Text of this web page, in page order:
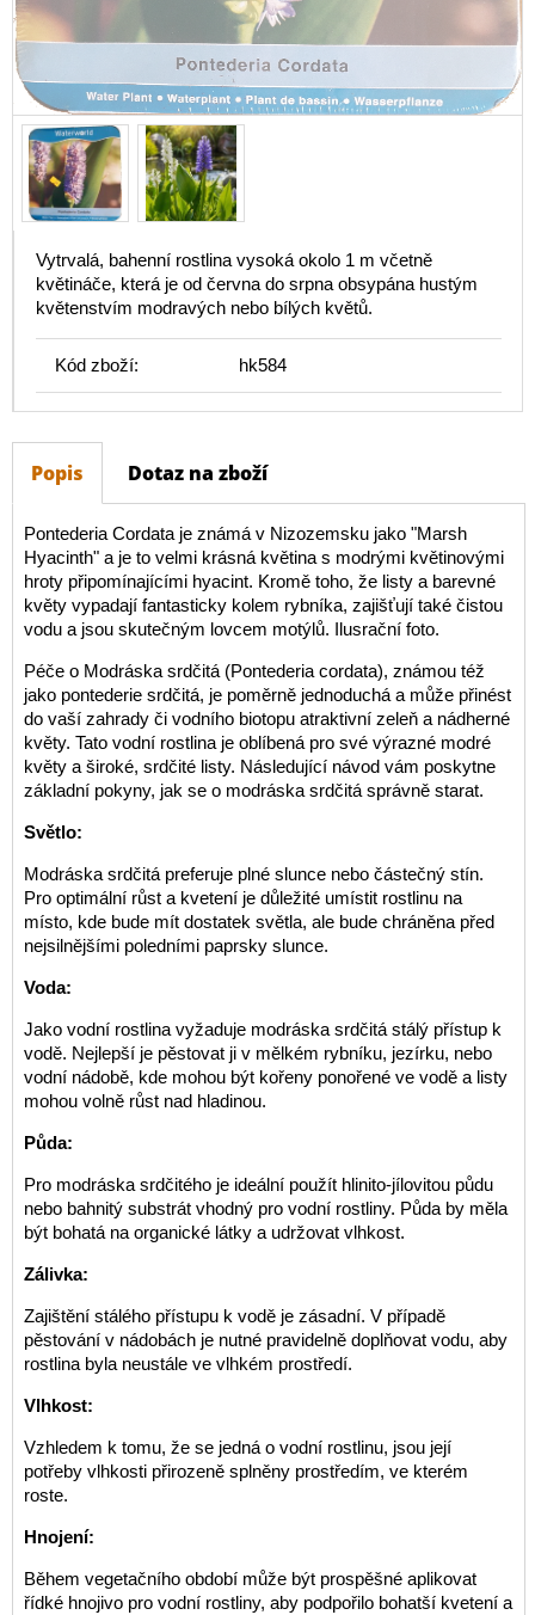
Vytrvalá, bahenní rostlina vysoká okolo 1 m včetně
květináče, která je od června do srpna obsypána hustým
květenstvím modravých nebo bílých květů.
Kód zboží: hk584
Popis Dotaz na zboží
Pontederia Cordata je známá v Nizozemsku jako "Marsh
Hyacinth" a je to velmi krásná květina s modrými květinovými
hroty připomínajícími hyacint. Kromě toho, že listy a barevné
květy vypadají fantasticky kolem rybníka, zajišťují také čistou
vodu a jsou skutečným lovcem motýlů. Ilusrační foto.
Péče o Modráska srdčitá (Pontederia cordata), známou též
jako pontederie srdčitá, je poměrně jednoduchá a může přinést
do vaší zahrady či vodního biotopu atraktivní zeleň a nádherné
květy. Tato vodní rostlina je oblíbená pro své výrazné modré
květy a široké, srdčité listy. Následující návod vám poskytne
základní pokyny, jak se o modráska srdčitá správně starat.
Světlo:
Modráska srdčitá preferuje plné slunce nebo částečný stín.
Pro optimální růst a kvetení je důležité umístit rostlinu na
místo, kde bude mít dostatek světla, ale bude chráněna před
nejsilnějšími poledními paprsky slunce.
Voda:
Jako vodní rostlina vyžaduje modráska srdčitá stálý přístup k
vodě. Nejlepší je pěstovat ji v mělkém rybníku, jezírku, nebo
vodní nádobě, kde mohou být kořeny ponořené ve vodě a listy
mohou volně růst nad hladinou.
Půda:
Pro modráska srdčitého je ideální použít hlinito-jílovitou půdu
nebo bahnitý substrát vhodný pro vodní rostliny. Půda by měla
být bohatá na organické látky a udržovat vlhkost.
Zálivka:
Zajištění stálého přístupu k vodě je zásadní. V případě
pěstování v nádobách je nutné pravidelně doplňovat vodu, aby
rostlina byla neustále ve vlhkém prostředí.
Vlhkost:
Vzhledem k tomu, že se jedná o vodní rostlinu, jsou její
potřeby vlhkosti přirozeně splněny prostředím, ve kterém
roste.
Hnojení:
Během vegetačního období může být prospěšné aplikovat
řídké hnojivo pro vodní rostliny, aby podpořilo bohatší kvetení a